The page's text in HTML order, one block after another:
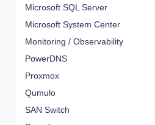
Microsoft SQL Server
Microsoft System Center
Monitoring / Observability
PowerDNS
Proxmox
Qumulo
SAN Switch